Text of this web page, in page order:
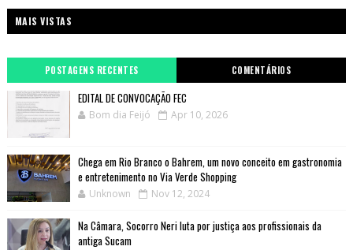
MAIS VISTAS
POSTAGENS RECENTES COMENTÁRIOS
EDITAL DE CONVOCAÇÃO FEC
Bom dia Feijó Apr 10, 2026
Chega em Rio Branco o Bahrem, um novo conceito em gastronomia
e entretenimento no Via Verde Shopping
Unknown Nov 12, 2024
Na Câmara, Socorro Neri luta por justiça aos profissionais da
antiga Sucam